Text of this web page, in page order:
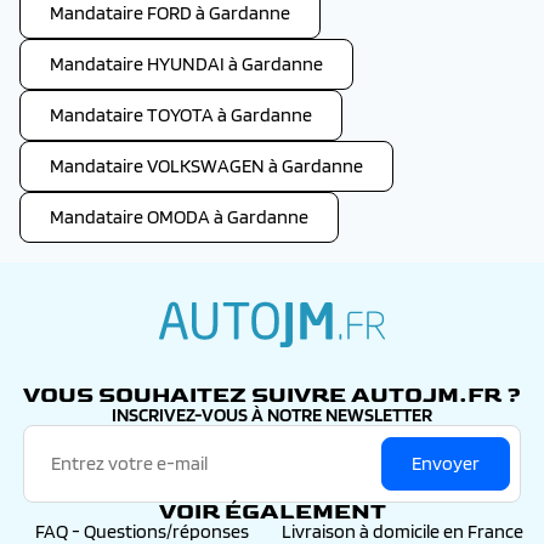
Mandataire FORD à Gardanne
Mandataire HYUNDAI à Gardanne
Mandataire TOYOTA à Gardanne
Mandataire VOLKSWAGEN à Gardanne
Mandataire OMODA à Gardanne
VOUS SOUHAITEZ SUIVRE AUTOJM.FR ?
INSCRIVEZ-VOUS À NOTRE NEWSLETTER
Envoyer
VOIR ÉGALEMENT
FAQ - Questions/réponses
Livraison à domicile en France